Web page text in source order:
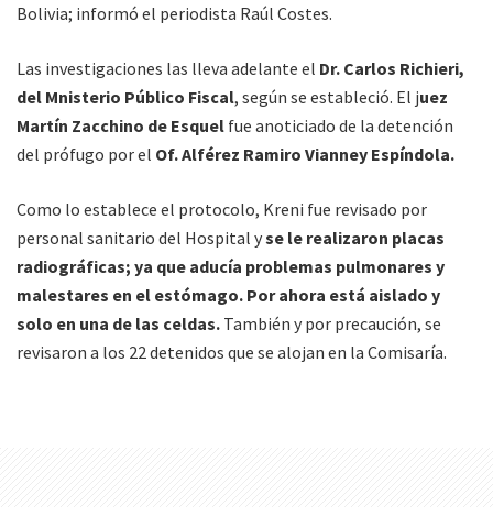
Bolivia; informó el periodista Raúl Costes.
Las investigaciones las lleva adelante el Dr. Carlos Richieri,
del Mnisterio Público Fiscal, según se estableció. El juez
Martín Zacchino de Esquel fue anoticiado de la detención
del prófugo por el Of. Alférez Ramiro Vianney Espíndola.
Como lo establece el protocolo, Kreni fue revisado por
personal sanitario del Hospital yse le realizaron placas
radiográficas; ya que aducía problemas pulmonares y
malestares en el estómago. Por ahora está aislado y
solo en una de las celdas. También y por precaución, se
revisaron a los 22 detenidos que se alojan en la Comisaría.